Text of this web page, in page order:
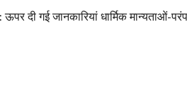
दी गई जानकारियां धार्मिक मान्यताओं-